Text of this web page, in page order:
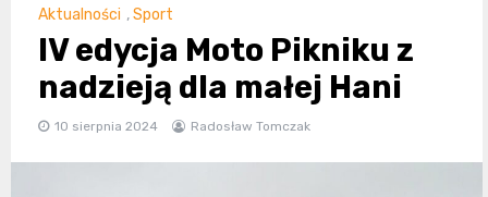
Aktualności ,Sport
IV edycja Moto Pikniku z
nadzieją dla małej Hani
10 sierpnia 2024 Radosław Tomczak